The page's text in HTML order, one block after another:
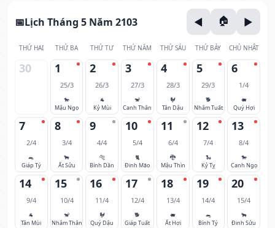
Lịch Tháng 5 Năm 2103
THỨ HAI THỨ BA THỨ TƯ THỨ NĂM THỨ SÁU THỨ BẢY CHỦ NHẬT
30 1
25/3
🐎
Mậu Ngọ
2
26/3
🐐
Kỷ Mùi
3
27/3
🐒
Canh Thân
4
28/3
🐓
Tân Dậu
5
29/3
🐕
Nhâm Tuất
6
1/4
🐖
Quý Hợi
7
2/4
🐀
Giáp Tý
8
3/4
🐂
Ất Sửu
9
4/4
🐅
Bính Dần
10
5/4
🐈
Đinh Mão
11
6/4
🐉
Mậu Thìn
12
7/4
🐍
Kỷ Tỵ
13
8/4
🐎
Canh Ngọ
14
9/4
🐐
Tân Mùi
15
10/4
🐒
Nhâm Thân
16
11/4
🐓
Quý Dậu
17
12/4
🐕
Giáp Tuất
18
13/4
🐖
Ất Hợi
19
14/4
🐀
Bính Tý
20
15/4
🐂
Đinh Sửu